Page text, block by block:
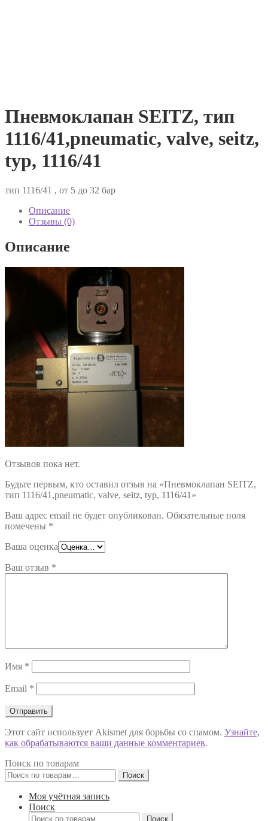
Пневмоклапан SEITZ, тип
1116/41,pneumatic, valve, seitz,
typ, 1116/41
тип 1116/41 , от 5 до 32 бар
Описание
Отзывы (0)
Описание
Отзывов пока нет.
Будьте первым, кто оставил отзыв на «Пневмоклапан SEITZ,
тип 1116/41,pneumatic, valve, seitz, typ, 1116/41»
Ваш адрес email не будет опубликован. Обязательные поля
помечены *
Ваша оценка
Ваш отзыв *
Имя *
Email *
Этот сайт использует Akismet для борьбы со спамом. Узнайте,
как обрабатываются ваши данные комментариев.
Поиск по товарам
Искать:
Поиск
Моя учётная запись
Поиск
Искать:
Поиск